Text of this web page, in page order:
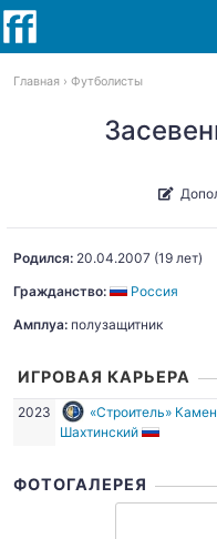
Главная Футболисты
Родился: 20.04.2007 (19 лет)
Гражданство:
Россия
Амплуа: полузащитник
ИГРОВАЯ КАРЬЕРА
2023
«Строитель»
Шахтинский
ФОТОГАЛЕРЕЯ